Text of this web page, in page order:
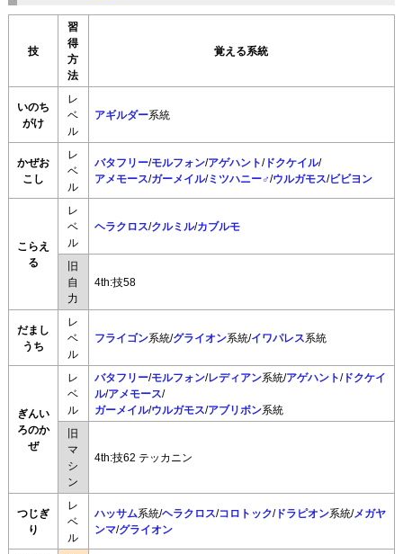
技
習
得
方
法
覚える系統
いのち
がけ
レ
ベ
ル
アギルダー系統
かぜお
こし
レ
ベ
ル
バタフリー/モルフォン/アゲハント/ドクケイル/
アメモース/ガーメイル/ミツハニー♂/ウルガモス/ビビヨン
こらえ
る
レ
ベ
ル
ヘラクロス/クルミル/カブルモ
旧
自
力
4th:技58
だまし
うち
レ
ベ
ル
フライゴン系統/グライオン系統/イワパレス系統
ぎんい
ろのか
ぜ
レ
ベ
ル
バタフリー/モルフォン/レディアン系統/アゲハント/ドクケイ
ル/アメモース/
ガーメイル/ウルガモス/アブリボン系統
旧
マ
シ
ン
4th:技62 テッカニン
つじぎ
り
レ
ベ
ル
ハッサム系統/ヘラクロス/コロトック/ドラピオン系統/メガヤ
ンマ/グライオン